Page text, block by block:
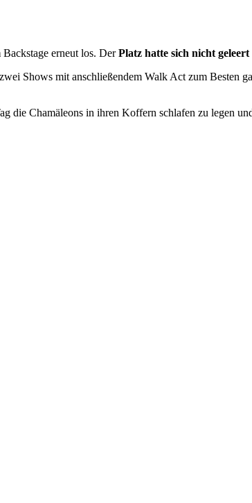
erneut los. DerPlatz hatte sich nicht geleert
Shows mit anschließendem Walk Act zum Besten
die Chamäleons in ihren Koffern schlafen zu legen